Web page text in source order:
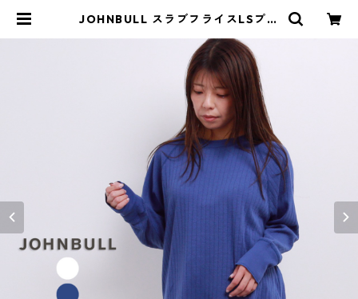
JOHNBULL スラブフライスLSプル
243C06 長袖 カットソー リブ ブラ
ンド 大きいサイズ 大きめ ゆったり
綿 ロング tシャツ | isa ONLINE ST
ORE / アイサ 公式オンラインストア